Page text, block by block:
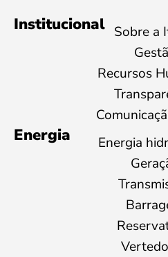
Institucional Sobre a
Recursos
Energia
Energia